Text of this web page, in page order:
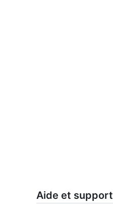
Aide et support